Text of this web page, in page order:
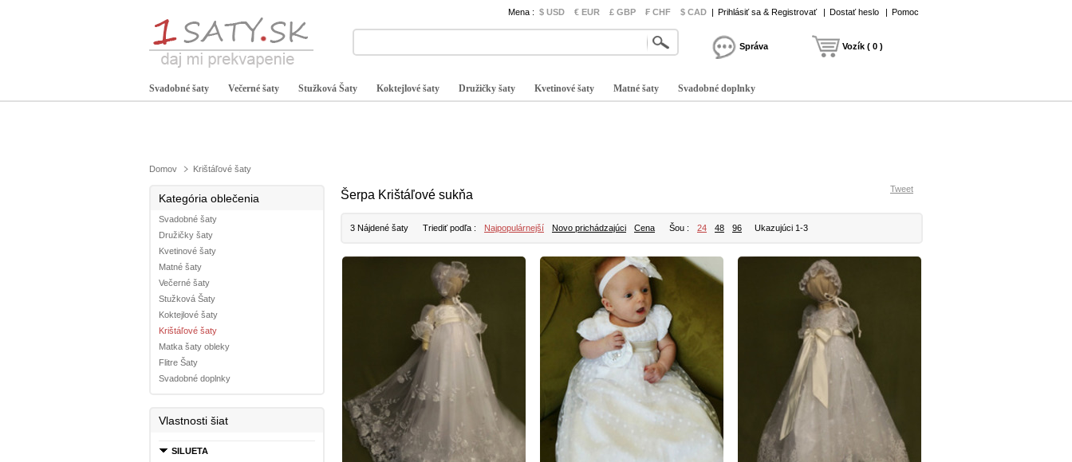
Mena : $ USD € EUR £ GBP ₣ CHF $ CAD | Prihlásiť sa & Registrovať | Dostať heslo | Pomoc
Správa Vozík ( 0 )
Svadobné šaty Večerné šaty Stužková Šaty Koktejlové šaty Družičky šaty Kvetinové šaty Matné šaty Svadobné doplnky
Domov Krištáľové šaty
Kategória oblečenia
Svadobné šaty
Družičky šaty
Kvetinové šaty
Matné šaty
Večerné šaty
Stužková Šaty
Koktejlové šaty
Krištáľové šaty
Matka šaty obleky
Flitre Šaty
Svadobné doplnky
Vlastnosti šiat
SILUETA
Šerpa Krištáľové sukňa Tweet
3 Nájdené šaty Triediť podľa : Najpopulárnejší Novo prichádzajúci Cena Šou : 24 48 96 Ukazujúci 1-3